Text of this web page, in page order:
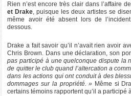
Rien n’est encore très clair dans l’affaire
et Drake, puisque les deux artistes se
même avoir été absent lors de
dessous.
Drake a fait savoir qu’il n’avait rien avoir
Chris Brown. Dans une déclaration, son
pas participé à une quelconque dispute la
de quitter le club quand l’altercation a
dans les actions qui ont conduit à des
dommages sur la propriété. » Même si
certains témoins rapportent qu’il a participé